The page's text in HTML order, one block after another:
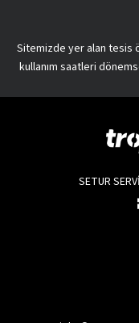
Sitemizde yer alan tesis
kullanım saatleri
SETUR